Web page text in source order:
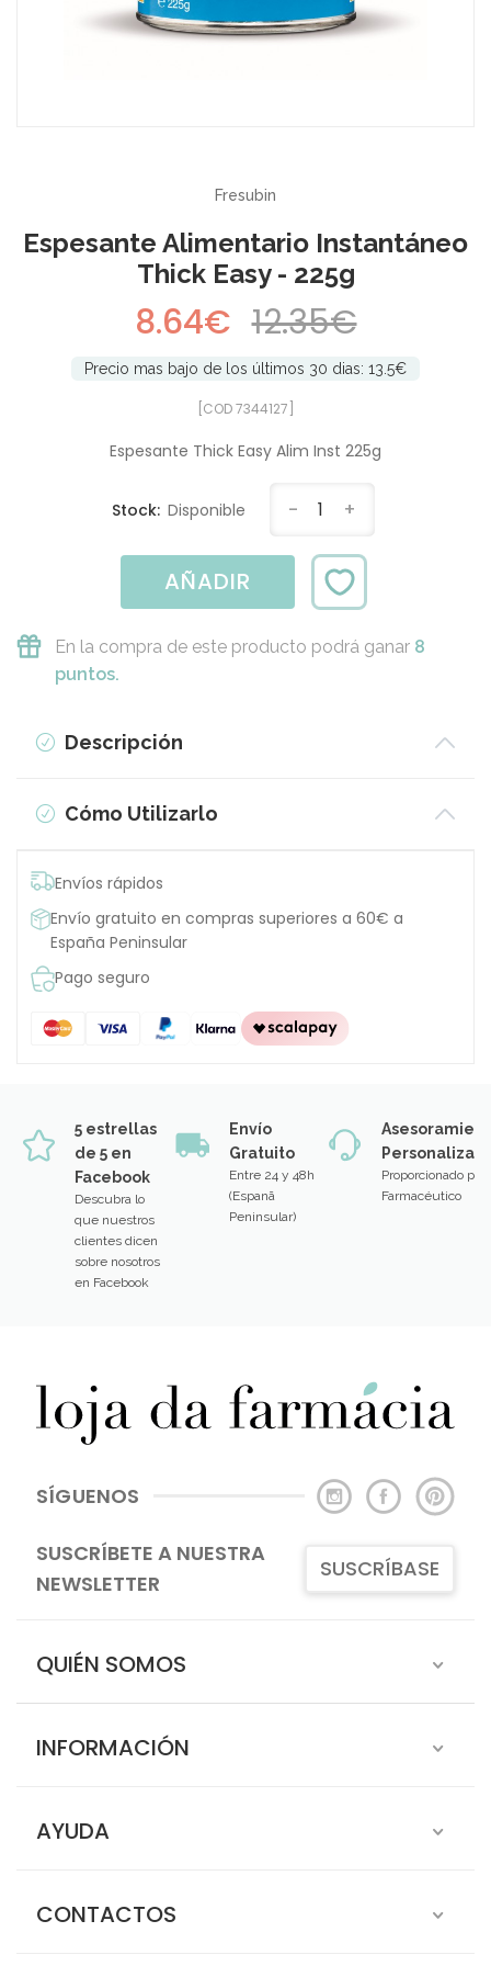
Fresubin
Espesante Alimentario Instantáneo
Thick Easy - 225g
8.64€ 12.35€
Precio mas bajo de los últimos 30 dias: 13.5€
[COD 7344127]
Espesante Thick Easy Alim Inst 225g
Stock: Disponible - 1 +
AÑADIR
En la compra de este producto podrá ganar 8
puntos.
Descripción
Cómo Utilizarlo
Envíos rápidos
Envío gratuito en compras superiores a 60€ a
España Peninsular
Pago seguro
5 estrellas
de 5 en
Facebook
Descubra lo
que nuestros
clientes dicen
sobre nosotros
en Facebook
Envío
Gratuito
Entre 24 y 48h
(Espanã
Peninsular)
Proporcionado por
Farmacéutico
SÍGUENOS
SUSCRÍBETE A NUESTRA
NEWSLETTER
SUSCRÍBASE
QUIÉN SOMOS
INFORMACIÓN
AYUDA
CONTACTOS